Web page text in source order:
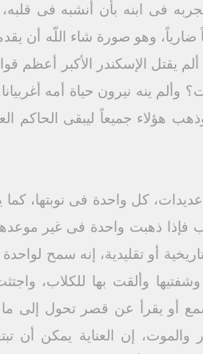
فى ابنه بأن أنشبه فى
وهو صورة شاء اللّه أن
يقتل الإسكندر الأكبر أعظم
وألم ينه نيرون حياة أمه
هؤلاء جميعاً ليبقى الحاكم
كل واحدة فى نوبتها، كما
فإذا ذهبت واحدة فى غير
أو تقليدية، إنه سمح
وألقت بها للكلاب،
أو يقرأ عن قصر تحول إلى ما
والموت، إن العناية يمكن أن